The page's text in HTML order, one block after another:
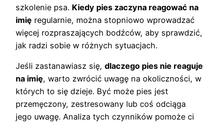
szkolenie psa. Kiedy pies zaczyna reagować na
imię regularnie, można stopniowo wprowadzać
więcej rozpraszających bodźców, aby sprawdzić,
jak radzi sobie w różnych sytuacjach.
Jeśli zastanawiasz się, dlaczego pies nie reaguje
na imię, warto zwrócić uwagę na okoliczności, w
których to się dzieje. Być może pies jest
przemęczony, zestresowany lub coś odciąga
jego uwagę. Analiza tych czynników pomoże ci